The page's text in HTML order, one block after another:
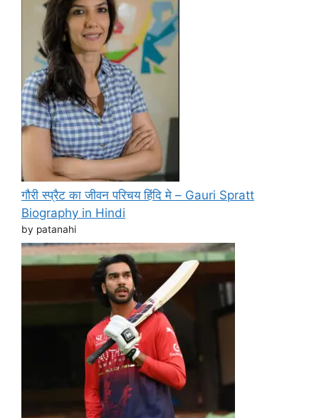
गौरी स्प्रैट का जीवन परिचय हिंदि मे – Gauri Spratt
Biography in Hindi
by patanahi